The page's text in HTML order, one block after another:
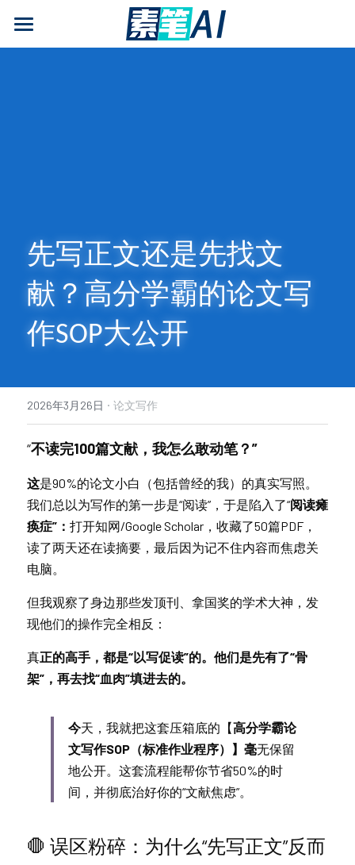
AI论文写作
AI知识专栏
免费福利
先写正文还是先找文
献？高分学霸的论文写
作SOP大公开
2026年3月26日 · 论文写作
“不读完100篇文献，我怎么敢动笔？”
这是90%的论文小白（包括曾经的我）的真实写照。
我们总以为写作的第一步是“阅读”，于是陷入了“阅读瘫
痪症”： 打开知网/Google Scholar，收藏了50篇PDF，
读了两天还在读摘要，最后因为记不住内容而焦虑关
电脑。
但我观察了身边那些发顶刊、拿国奖的学术大神，发
现他们的操作完全相反：
真正的高手，都是“以写促读”的。他们是先有了“骨
架”，再去找“血肉”填进去的。
今天，我就把这套压箱底的【高分学霸论
文写作SOP（标准作业程序）】毫无保留
地公开。这套流程能帮你节省50%的时
间，并彻底治好你的“文献焦虑”。
🛑 误区粉碎：为什么“先写正文”反而